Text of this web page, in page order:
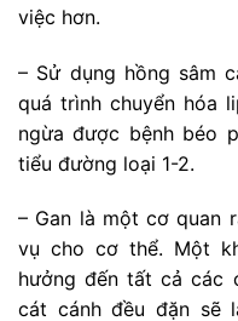
việc hơn.
– Sử dụng hồng sâm
quá trình chuyển hóa
ngừa được bệnh béo
tiểu đường loại 1-2.
– Gan là một cơ quan
vụ cho cơ thể. Một
hưởng đến tất cả các
cát cánh đều đặn sẽ